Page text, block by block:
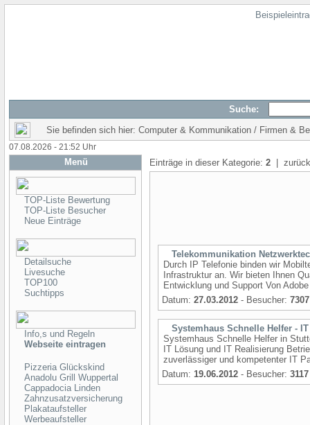
Suche:
Sie befinden sich hier: Computer & Kommunikation / Firmen &
07.08.2026 - 21:52 Uhr
Menü
TOP-Liste Bewertung
TOP-Liste Besucher
Neue Einträge
Detailsuche
Livesuche
TOP100
Suchtipps
Info,s und Regeln
Webseite eintragen
Pizzeria Glückskind
Anadolu Grill Wuppertal
Cappadocia Linden
Zahnzusatzversicherung
Plakataufsteller
Werbeaufsteller
Einträge in dieser Kategorie: 2 |
Telekommunikation
Durch IP Telefonie binden wir
Infrastruktur an. Wir bieten Ihnen
Entwicklung und Support Von
Datum: 27.03.2012 - Besucher: 7307
Systemhaus Schnelle Helfer -
Systemhaus Schnelle Helfer in
IT Lösung und IT Realisierung
zuverlässiger und kompetenter IT
Datum: 19.06.2012 - Besucher: 3117